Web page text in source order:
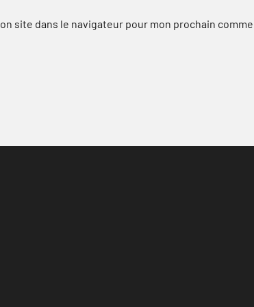
site dans le navigateur pour mon prochain